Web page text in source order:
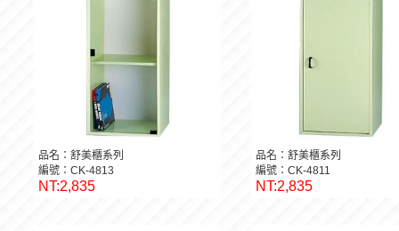
品名：舒美櫃系列
編號：CK-4813
NT:2,835
品名：舒美櫃系列
編號：CK-4811
NT:2,835